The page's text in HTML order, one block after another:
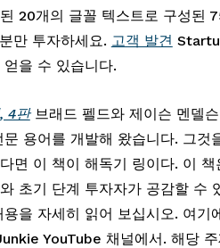
20개의 글꼴 텍스트로 구성된
만 투자하세요. 고객 발견
얻을 수 있습니다.
4판 브래드 펠드와 제이슨 멘델
문 용어를 개발해 왔습니다. 그
면 이 책이 해독기 링이다. 이
초기 단계 투자자가 공감할 수
용을 자세히 읽어 보십시오. 여기
YouTube 채널에서. 해당